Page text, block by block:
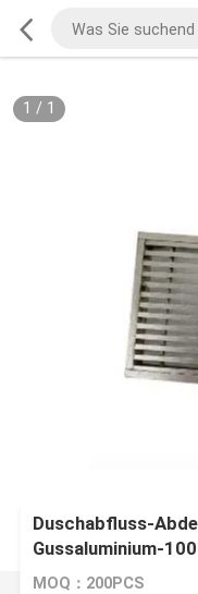
1 / 1
Duschabfluss-
Gussaluminium-
MOQ：200PCS